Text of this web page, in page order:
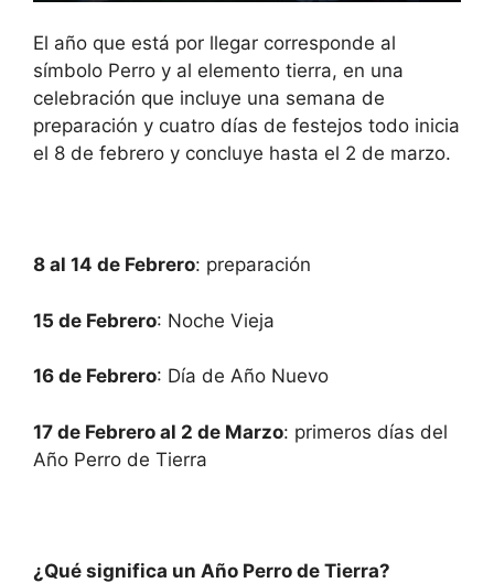
El año que está por llegar corresponde al
símbolo Perro y al elemento tierra, en una
celebración que incluye una semana de
preparación y cuatro días de festejos todo inicia
el 8 de febrero y concluye hasta el 2 de marzo.
8 al 14 de Febrero: preparación
15 de Febrero: Noche Vieja
16 de Febrero: Día de Año Nuevo
17 de Febrero al 2 de Marzo: primeros días del
Año Perro de Tierra
¿Qué significa un Año Perro de Tierra?